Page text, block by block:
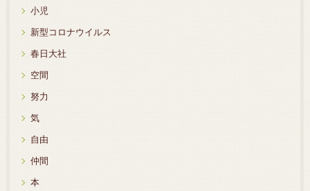
小児
新型コロナウイルス
春日大社
空間
努力
気
自由
仲間
本